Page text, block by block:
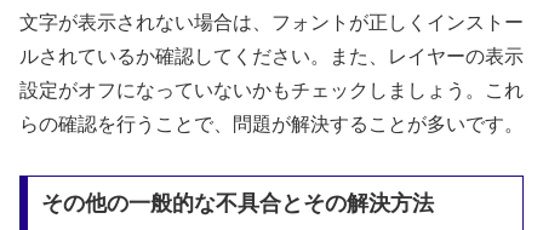
文字が表示されない場合は、フォントが正しくインストー
ルされているか確認してください。また、レイヤーの表示
設定がオフになっていないかもチェックしましょう。これ
らの確認を行うことで、問題が解決することが多いです。
その他の一般的な不具合とその解決方法